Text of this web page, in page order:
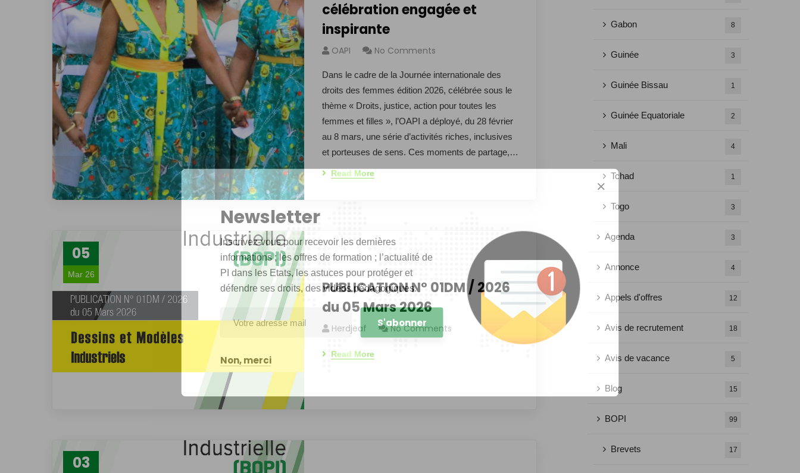
célébration engagée et
inspirante
OAPI No Comments
Dans le cadre de la Journée internationale des
droits des femmes édition 2026, célébrée sous le
thème « Droits, justice, action pour toutes les
femmes et filles », l’OAPI a déployé, du 28 février
au 8 mars, une série d’activités riches, inclusives
et porteuses de sens. Ces moments de partage,…
Read More
05
Mar 26
PUBLICATION N° 01DM / 2026
du 05 Mars 2026
Herdjeaf No Comments
Read More
03
Gabon 8
Guinée 3
Guinée Bissau 1
Guinée Equatoriale 2
Mali 4
Tchad 1
Togo 3
Agenda 3
Annonce 4
Appels d'offres 12
Avis de recrutement 18
Avis de vacance 5
Blog 15
BOPI 99
Brevets 17
Newsletter
Inscrivez-vous pour recevoir les dernières
informations ; les offres de formation ; l’actualité de
PI dans les Etats, les astuces pour protéger et
défendre ses droits, des vidéos pédagogiques.
Non, merci